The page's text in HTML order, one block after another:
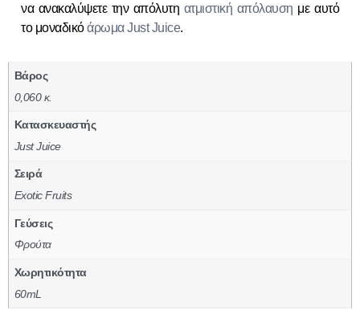
να ανακαλύψετε την απόλυτη ατμιστική απόλαυση με αυτό
το μοναδικόάρωμα Just Juice.
Βάρος
0,060 κ.
Κατασκευαστής
Just Juice
Σειρά
Exotic Fruits
Γεύσεις
Φρούτα
Χωρητικότητα
60mL